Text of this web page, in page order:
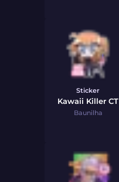
Sticker
Kawaii Killer CT
Baunilha